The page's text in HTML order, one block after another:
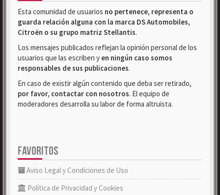
Esta comunidad de usuarios no pertenece, representa o
guarda relación alguna con la marca DS Automobiles,
Citroën o su grupo matriz Stellantis.
Los mensajes publicados reflejan la opinión personal de los
usuarios que las escriben y en ningún caso somos
responsables de sus publicaciones.
En caso de existir algún contenido que deba ser retirado,
por favor, contactar con nosotros. El equipo de
moderadores desarrolla su labor de forma altruista.
FAVORITOS
Aviso Legal y Condiciones de Uso
Política de Privacidad y Cookies